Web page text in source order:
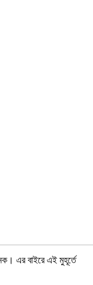
এর বাইরে এই মুহূর্তে